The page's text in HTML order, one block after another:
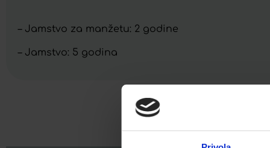
– Jamstvo za manžetu: 2 godine
– Jamstvo: 5 godina